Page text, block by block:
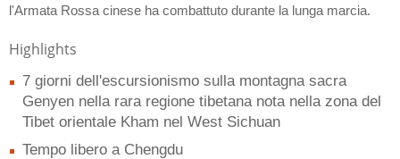
l'Armata Rossa cinese ha combattuto durante la lunga marcia.
Highlights
7 giorni dell'escursionismo sulla montagna sacra
Genyen nella rara regione tibetana nota nella zona del
Tibet orientale Kham nel West Sichuan
Tempo libero a Chengdu